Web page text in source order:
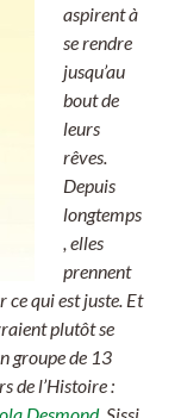
aspirent à
se rendre
jusqu’au
bout de
leurs
rêves.
Depuis
longtemps
, elles
prennent
ce qui est juste. Et
plutôt se
groupe de 13
de l’Histoire :
Desmond, Sissi